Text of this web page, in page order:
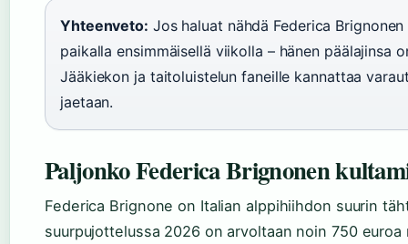
Yhteenveto: Jos haluat nähdä Federica
paikalla ensimmäisellä viikolla – hänen päälajinsa
Jääkiekon ja taitoluistelun faneille kannattaa
jaetaan.
Paljonko Federica Brignonen
Federica Brignone on Italian alppihiihdon suurin
suurpujottelussa 2026 on arvoltaan noin 750